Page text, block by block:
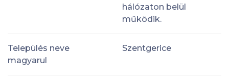
hálózaton belül
működik.
Település neve
magyarul
Szentgerice